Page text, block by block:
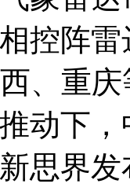
控阵
、重
动下
思界发